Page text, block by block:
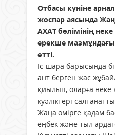
Отбасы күніне
жоспар аясында
АХАТ бөлімінің
ерекше
өтті.
Іс-шара барысында
ант берген жас
қиылып, оларға неке
куәліктері
Жаңа өмірге қадам
еңбек және тыл